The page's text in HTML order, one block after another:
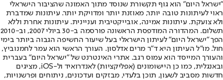
"ישראל היום" הוא גוף תקשורת שנוסד מתוך האמונה שהציבור הישראלי
ראוי לעיתונות טובה יותר, מאוזנת יותר ומדויקת יותר. עיתונות שמדברת
ולא צועקת. עיתונות אמינה, אובייקטיבית ועניינית. עיתונות אחרת וללא
תשלום. המהדורה המודפסת הראשונה פורסמה ב-30 ביולי 2007, וב-2010
הפך "ישראל היום" לעיתון הישראלי בעל שיעור החשיפה הגבוה ביותר בימי
חול. מו"ל העיתון היא ד"ר מרים אדלסון. העורך הראשי הוא עמר לחמנוביץ,
והעורך המייסד הוא עמוס רגב. אתרי האינטרנט של "ישראל היום" בעברית
ובאנגלית, כמו כן היישומונים (אפליקציות) לאנדרואיד ול-iOS, מציגים
חדשות מסביב לשעון, תוכן בלעדי, מבזקים ועדכונים, ניתוחים ופרשנויות,